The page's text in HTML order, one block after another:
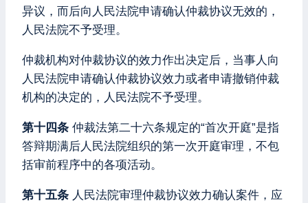
异议，而后向人民法院申请确认仲裁协议无效的，
人民法院不予受理。
仲裁机构对仲裁协议的效力作出决定后，当事人向
人民法院申请确认仲裁协议效力或者申请撤销仲裁
机构的决定的，人民法院不予受理。
第十四条 仲裁法第二十六条规定的“首次开庭”是指
答辩期满后人民法院组织的第一次开庭审理，不包
括审前程序中的各项活动。
第十五条 人民法院审理仲裁协议效力确认案件，应